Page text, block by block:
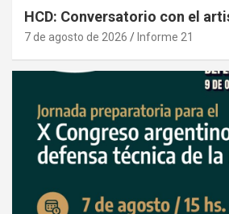
HCD: Conversatorio con el
7 de agosto de 2026 Informe 21